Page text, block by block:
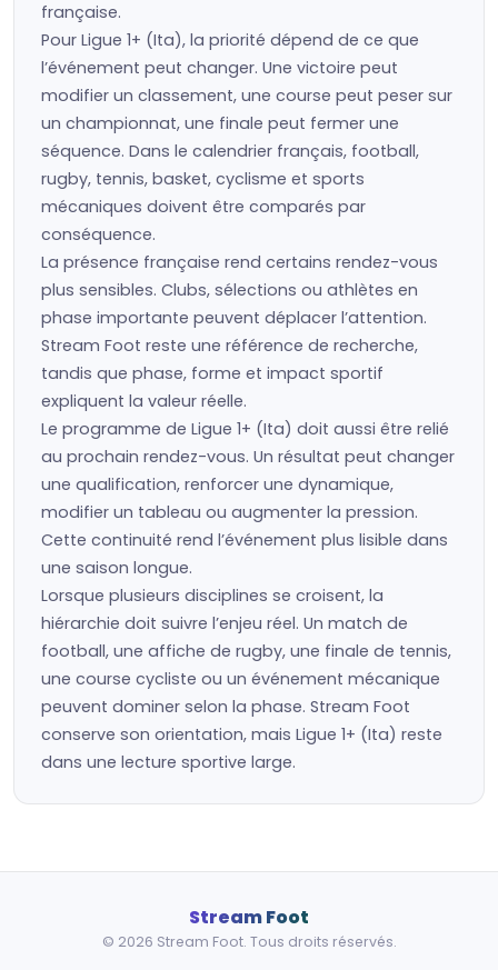
française.
Pour Ligue 1+ (Ita), la priorité dépend de ce que
l’événement peut changer. Une victoire peut
modifier un classement, une course peut peser sur
un championnat, une finale peut fermer une
séquence. Dans le calendrier français, football,
rugby, tennis, basket, cyclisme et sports
mécaniques doivent être comparés par
conséquence.
La présence française rend certains rendez-vous
plus sensibles. Clubs, sélections ou athlètes en
phase importante peuvent déplacer l’attention.
Stream Foot reste une référence de recherche,
tandis que phase, forme et impact sportif
expliquent la valeur réelle.
Le programme de Ligue 1+ (Ita) doit aussi être relié
au prochain rendez-vous. Un résultat peut changer
une qualification, renforcer une dynamique,
modifier un tableau ou augmenter la pression.
Cette continuité rend l’événement plus lisible dans
une saison longue.
Lorsque plusieurs disciplines se croisent, la
hiérarchie doit suivre l’enjeu réel. Un match de
football, une affiche de rugby, une finale de tennis,
une course cycliste ou un événement mécanique
peuvent dominer selon la phase. Stream Foot
conserve son orientation, mais Ligue 1+ (Ita) reste
dans une lecture sportive large.
Stream Foot
© 2026 Stream Foot. Tous droits réservés.